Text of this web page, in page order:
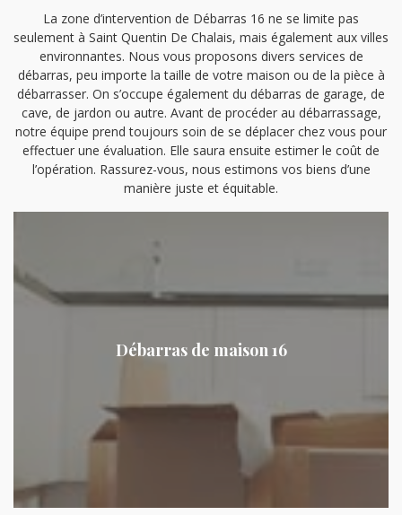
La zone d’intervention de Débarras 16 ne se limite pas
seulement à Saint Quentin De Chalais, mais également aux villes
environnantes. Nous vous proposons divers services de
débarras, peu importe la taille de votre maison ou de la pièce à
débarrasser. On s’occupe également du débarras de garage, de
cave, de jardon ou autre. Avant de procéder au débarrassage,
notre équipe prend toujours soin de se déplacer chez vous pour
effectuer une évaluation. Elle saura ensuite estimer le coût de
l’opération. Rassurez-vous, nous estimons vos biens d’une
manière juste et équitable.
Débarras de maison 16